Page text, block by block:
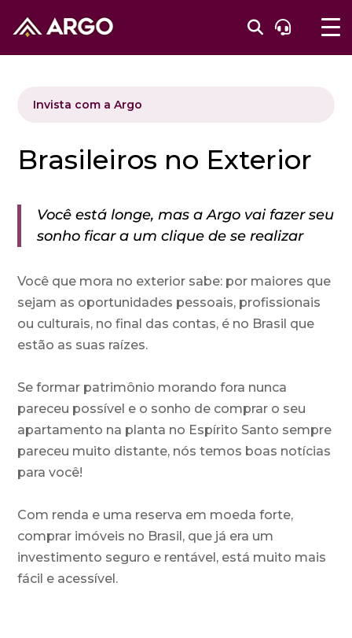
Invista com a Argo
Brasileiros no Exterior
Você está longe, mas a Argo vai fazer seu
sonho ficar a um clique de se realizar
Você que mora no exterior sabe: por maiores que
sejam as oportunidades pessoais, profissionais
ou culturais, no final das contas, é no Brasil que
estão as suas raízes.
Se formar patrimônio morando fora nunca
pareceu possível e o sonho de comprar o seu
apartamento na planta no Espírito Santo sempre
pareceu muito distante, nós temos boas notícias
para você!
Com renda e uma reserva em moeda forte,
comprar imóveis no Brasil, que já era um
investimento seguro e rentável, está muito mais
fácil e acessível.